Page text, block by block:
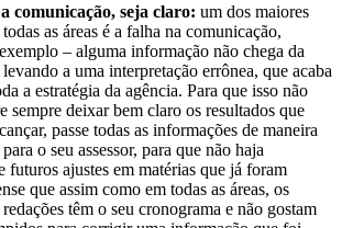
comunicação, seja claro: um dos maiores
as áreas é a falha na comunicação,
– alguma informação não chega da
a uma interpretação errônea, que acaba
a estratégia da agência. Para que isso não
sempre deixar bem claro os resultados que
passe todas as informações de maneira
o seu assessor, para que não haja
futuros ajustes em matérias que já foram
que assim como em todas as áreas, os
têm o seu cronograma e não gostam